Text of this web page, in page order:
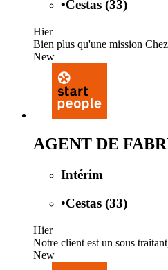
•Cestas (33)
Hier
Bien plus qu'une mission
New
AGENT DE
Intérim
•Cestas (33)
Hier
Notre client est un sous
New